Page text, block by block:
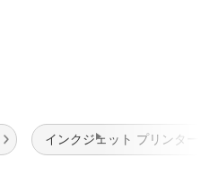
インクジェット プリンターイ